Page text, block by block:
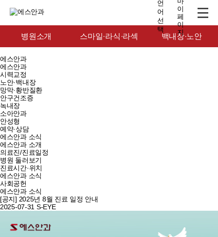
병원소개 스마일·라식·라섹 백내장·노안
에스안과
에스안과
시력교정
노안·백내장
망막·황반질환
안구건조증
녹내장
소아안과
안성형
예약·상담
에스안과 소식
에스안과 소개
의료진/진료일정
병원 둘러보기
진료시간·위치
에스안과 소식
사회공헌
에스안과 소식
[공지] 2025년 8월 진료 일정 안내
2025-07-31 S-EYE